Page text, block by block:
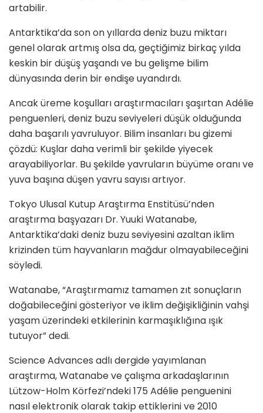
artabilir.
Antarktika’da son on yıllarda deniz buzu miktarı
genel olarak artmış olsa da, geçtiğimiz birkaç yılda
keskin bir düşüş yaşandı ve bu gelişme bilim
dünyasında derin bir endişe uyandırdı.
Ancak üreme koşulları araştırmacıları şaşırtan Adélie
penguenleri, deniz buzu seviyeleri düşük olduğunda
daha başarılı yavruluyor. Bilim insanları bu gizemi
çözdü: Kuşlar daha verimli bir şekilde yiyecek
arayabiliyorlar. Bu şekilde yavruların büyüme oranı ve
yuva başına düşen yavru sayısı artıyor.
Tokyo Ulusal Kutup Araştırma Enstitüsü’nden
araştırma başyazarı Dr. Yuuki Watanabe,
Antarktika’daki deniz buzu seviyesini azaltan iklim
krizinden tüm hayvanların mağdur olmayabileceğini
söyledi.
Watanabe, “Araştırmamız tamamen zıt sonuçların
doğabileceğini gösteriyor ve iklim değişikliğinin vahşi
yaşam üzerindeki etkilerinin karmaşıklığına ışık
tutuyor” dedi.
Science Advances adlı dergide yayımlanan
araştırma, Watanabe ve çalışma arkadaşlarının
Lützow-Holm Körfezi’ndeki 175 Adélie penguenini
nasıl elektronik olarak takip ettiklerini ve 2010